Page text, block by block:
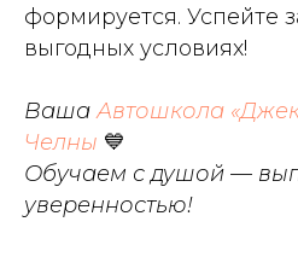
формируется. Успейте
выгодных условиях!
ВашаАвтошкола
Челны 💙
Обучаем с душой —
уверенностью!